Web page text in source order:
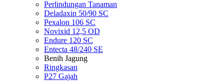
Perlindungan Tanaman
Deladaxin 50/90 SC
Pexalon 106 SC
Novixid 12,5 OD
Endure 120 SC
Entecta 48/240 SE
Benih Jagung
Ringkasan
P27 Gajah